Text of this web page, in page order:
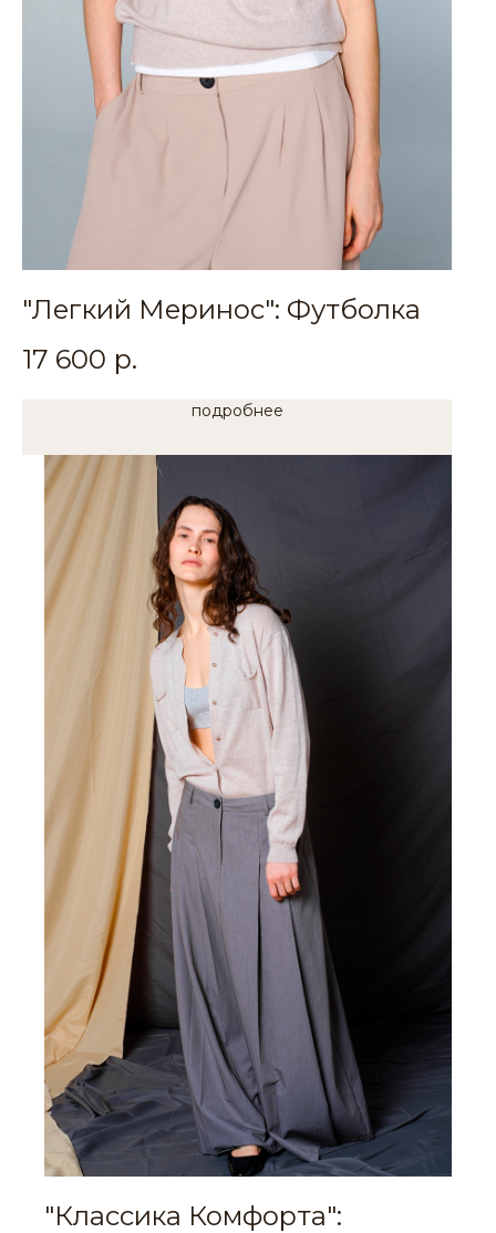
"Легкий Меринос": Футболка
17 600 р.
подробнее
"Классика Комфорта":